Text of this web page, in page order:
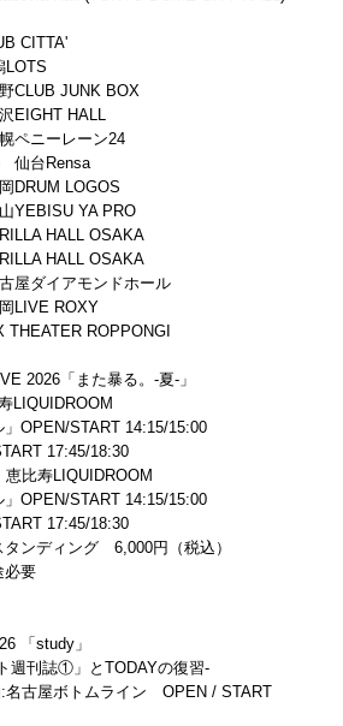
CITTA'
LOTS
CLUB JUNK BOX
EIGHT HALL
ペニーレーン24
仙台Rensa
DRUM LOGOS
YEBISU YA PRO
HALL OSAKA
HALL OSAKA
屋ダイアモンドホール
LIVE ROXY
THEATER ROPPONGI
2026「また暴る。-夏-」
LIQUIDROOM
OPEN/START 14:15/15:00
17:45/18:30
比寿LIQUIDROOM
OPEN/START 14:15/15:00
17:45/18:30
タンディング 6,000円（税込）
要
「study」
週刊誌①」とTODAYの復習-
:名古屋ボトムライン OPEN / START